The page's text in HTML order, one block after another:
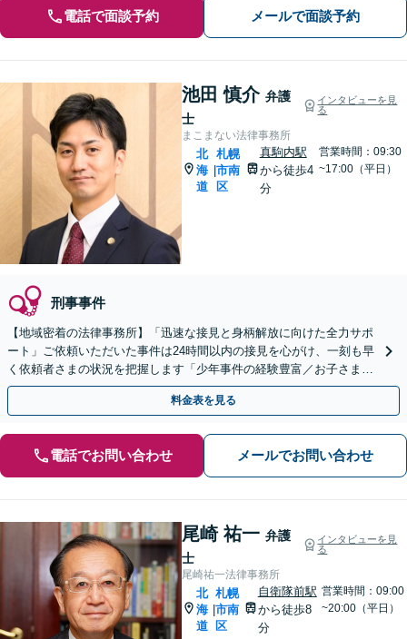
電話で面談予約 メールで面談予約
池田 慎介 弁護
士
インタビューを見
る
まこまない法律事務所
北
海
道
札幌
市南
区
真駒内駅
から徒歩4
分
営業時間：09:30
~17:00（平日）
刑事事件
【地域密着の法律事務所】「迅速な接見と身柄解放に向けた全力サポ
ート」ご依頼いただいた事件は24時間以内の接見を心がけ、一刻も早
く依頼者さまの状況を把握します「少年事件の経験豊富／お子さまの
将来に不安を感じられている親御さまもぜひご相談を」
料金表を見る
電話でお問い合わせ メールでお問い合わせ
尾崎 祐一 弁護
士
インタビューを見
る
尾崎祐一法律事務所
北
海
道
|
札幌
市南
区
自衛隊前駅
から徒歩8
分
営業時間：09:00
~20:00（平日）